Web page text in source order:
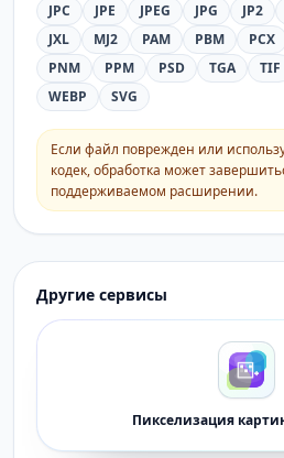
JPC
JPE JPEG JPG JP2
JXL
MJ2 PAM PBM PCX
PNM
PPM PSD TGA TIF
WEBP
SVG
Если файл поврежден или
кодек, обработка может
поддерживаемом расширении.
Другие сервисы
Пикселизация